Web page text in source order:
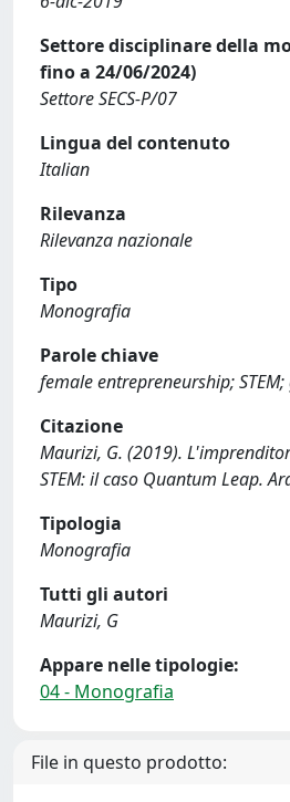
Settore disciplinare della
fino a 24/06/2024)
Settore SECS-P/07
Lingua del contenuto
Italian
Rilevanza
Rilevanza nazionale
Tipo
Monografia
Parole chiave
female entrepreneurship;
Citazione
Maurizi, G. (2019).
STEM: il caso Quantum Leap.
Tipologia
Monografia
Tutti gli autori
Maurizi, G
Appare nelle tipologie:
04 - Monografia
File in questo prodotto: